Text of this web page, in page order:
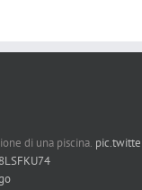
di una piscina. pic.twitte